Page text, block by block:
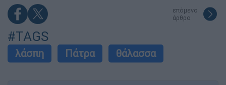
επόμενο
άρθρο
#TAGS
λάσπη Πάτρα θάλασσα